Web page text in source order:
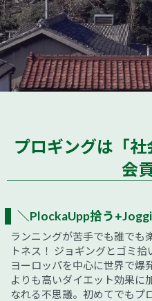
プロギングは「
会
＼PlockaUpp拾う
ランニングが苦手でも誰でも
トネス！ ジョギングとゴミ
ヨーロッパを中心に世界で爆
よりも高いダイエット効果に
なれる不思議。初めてでもプ